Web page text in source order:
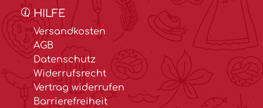
HILFE
Versandkosten
AGB
Datenschutz
Widerrufsrecht
Vertrag widerrufen
Barrierefreiheit